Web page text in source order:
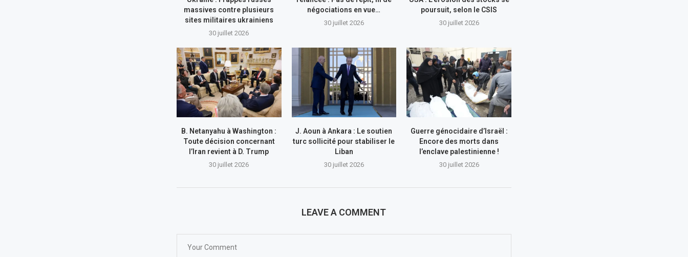
massives contre plusieurs
sites militaires ukrainiens
30 juillet 2026
négociations en vue…
30 juillet 2026
poursuit, selon le CSIS
30 juillet 2026
B. Netanyahu à Washington :
Toute décision concernant
l’Iran revient à D. Trump
30 juillet 2026
J. Aoun à Ankara : Le soutien
turc sollicité pour stabiliser le
Liban
30 juillet 2026
Guerre génocidaire d’Israël :
Encore des morts dans
l’enclave palestinienne !
30 juillet 2026
LEAVE A COMMENT